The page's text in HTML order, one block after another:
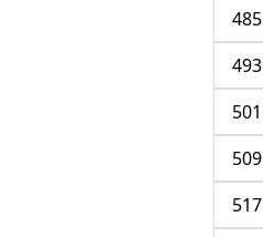
485
493
501
509
517